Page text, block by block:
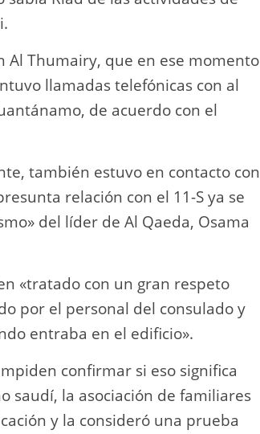
Al Thumairy, que en ese momento
llamadas telefónicas con al
de acuerdo con el
también estuvo en contacto con
relación con el 11-S ya se
del líder de Al Qaeda, Osama
«tratado con un gran respeto
por el personal del consulado y
entraba en el edificio».
confirmar si eso significa
saudí, la asociación de familiares
y la consideró una prueba